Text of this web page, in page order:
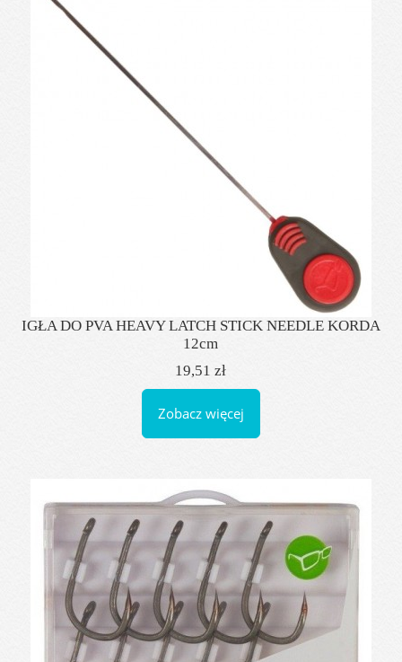
IGŁA DO PVA HEAVY LATCH STICK NEEDLE KORDA
12cm
19,51 zł
Zobacz więcej